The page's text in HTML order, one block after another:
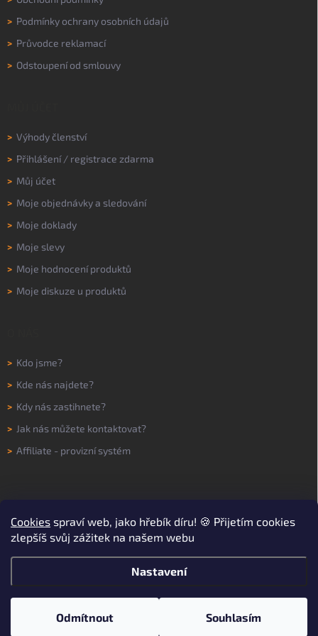
Cookies spraví web, jako hřebík díru! 🍪 Přijetím cookies
zlepšíš svůj zážitek na našem webu
Nastavení
Odmítnout Souhlasím
> Podmínky ochrany osobních údajů
> Průvodce reklamací
> Odstoupení od smlouvy
> Výhody členství
> Přihlášení/ registrace zdarma
> Můj účet
> Moje objednávky a sledování
> Moje doklady
> Moje slevy
> Moje hodnocení produktů
> Moje diskuze u produktů
> Kdo jsme?
> Kde nás najdete?
> Kdy nás zastihnete?
> Jak nás můžete kontaktovat?
> Affiliate - provizní systém
Vytvořil Shoptet
Copyright 2026WORKNOW. Všechna práva vyhrazena.Upravit nastavení